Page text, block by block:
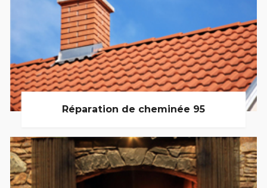
Réparation de cheminée 95